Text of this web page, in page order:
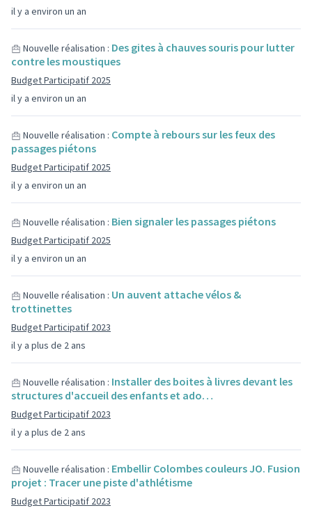
il y a environ un an
il y a environ un an
Nouvelle réalisation : Des gites à chauves souris pour lutter
contre les moustiques
Budget Participatif 2025
il y a environ un an
Nouvelle réalisation : Compte à rebours sur les feux des
passages piétons
Budget Participatif 2025
il y a environ un an
Nouvelle réalisation : Bien signaler les passages piétons
Budget Participatif 2025
il y a plus de 2 ans
Nouvelle réalisation : Un auvent attache vélos &
trottinettes
Budget Participatif 2023
il y a plus de 2 ans
Nouvelle réalisation : Installer des boites à livres devant les
structures d'accueil des enfants et ado…
Budget Participatif 2023
Nouvelle réalisation : Embellir Colombes couleurs JO. Fusion
projet : Tracer une piste d'athlétisme
Budget Participatif 2023